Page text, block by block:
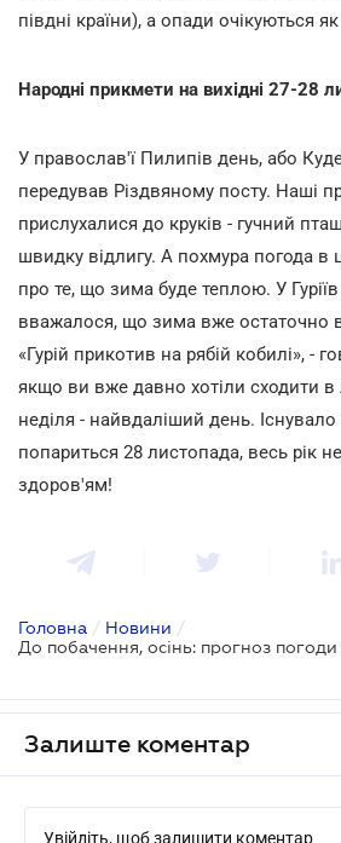
півдні країни), а опади очікуються
Народні прикмети на вихідні 27-28
У православ'ї Пилипів день, або
передував Різдвяному посту. Наші
прислухалися до круків - гучний
швидку відлигу. А похмура погода в
про те, що зима буде теплою. У
вважалося, що зима вже остаточно
«Гурій прикотив на рябій кобилі», -
якщо ви вже давно хотіли сходити
неділя - найвдаліший день.
попариться 28 листопада, весь рік
здоров'ям!
Головна / Новини /
Залиште коментар
Увійдіть, щоб залишити коментар